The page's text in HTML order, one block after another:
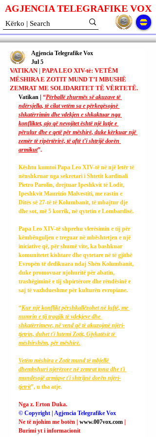
AGJENCIA TELEGRAFIKE VOX
VATIKAN | PAPA LEO XIV-të: VETËM
MËSHIRA E ZOTIT MUND T’I MBUSHË
ZEMRAT ME SOLIDARITET TË VËRTETË.
Agjencia Telegrafike Vox
Jul 5
Vatikan | “Përballë zhurmës së akuzave të
ndërsjella, të cilat vetëm sa e përkeqësojnë
shkatërrimin dhe vdekjen e shkaktuar nga
konfliktet, ajo që nevojitet është një lutje e
përulur dhe e qetë për mëshirë, duke kërkuar një
zemër të ripërtërirë, të aftë t’i shtrijë dorën
armikut”.
Kështu kumtoi Papa Leo XIV-të në një letër të
nënshkruar nga sekretari i Shtetit kardinali
Pietro Parolin, drejtuar Ipeshkvit të Lodit,
Ipeshkvit Maurizio Malvestiti, me rastin e
Ditës së 27-të të Kolumbanit, të mbajtur dje
dhe sot, më 5 korrik, në qytetin e Lombardisë.
Papa Leo XIV-të shprehu vlerësimin e tij për
këmbënguljen e treguar në mbështetjen e një
iniciative që, për shumë vite, ka bashkuar
komunitetet kishtare dhe qytetare në të gjithë
Evropën të dedikuara ndaj Shën Kolumbanit,
duke promovuar njohuritë për abatin,
trashëgiminë e tij shpirtërore dhe rëndësinë e
saj të vazhdueshme për kulturën evropiane.
“Kur një konflikt përshkallëzohet në luftë, me
numrin e tij tragjik të vdekjeve dhe
shkatërrimeve, në vend që të akuzojmë njëri-
tjetrin, duhet t'i lutemi Zotit, Gjykatësit të
mëshirshëm, për mëshirë.
Vetëm mëshira e Zotit mund të mbjellë
dhembshuri njerëzore në zemrat tona dhe t'i
mundësojë armiqve t'i shtrijnë dorën njëri-
tjetrit”, u tha atje.
Nga z. Erton Duka.
© Copyright | Agjencia Telegrafike Vox
Ne të njohim me botën | www.007vox.com
Burimi yt i informacionit